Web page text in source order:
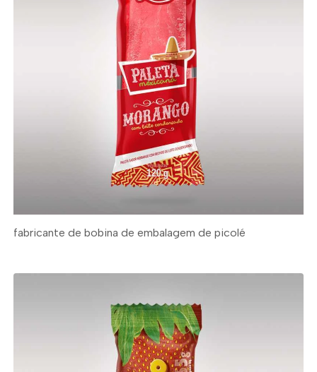
fabricante de bobina de embalagem de picolé